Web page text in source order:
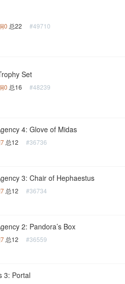
0 总22 #49710
Set
0 总16 #48239
4: Glove of Midas
总12 #36736
3: Chair of Hephaestus
总12 #36734
2: Pandora’s Box
总12 #36559
3: Portal